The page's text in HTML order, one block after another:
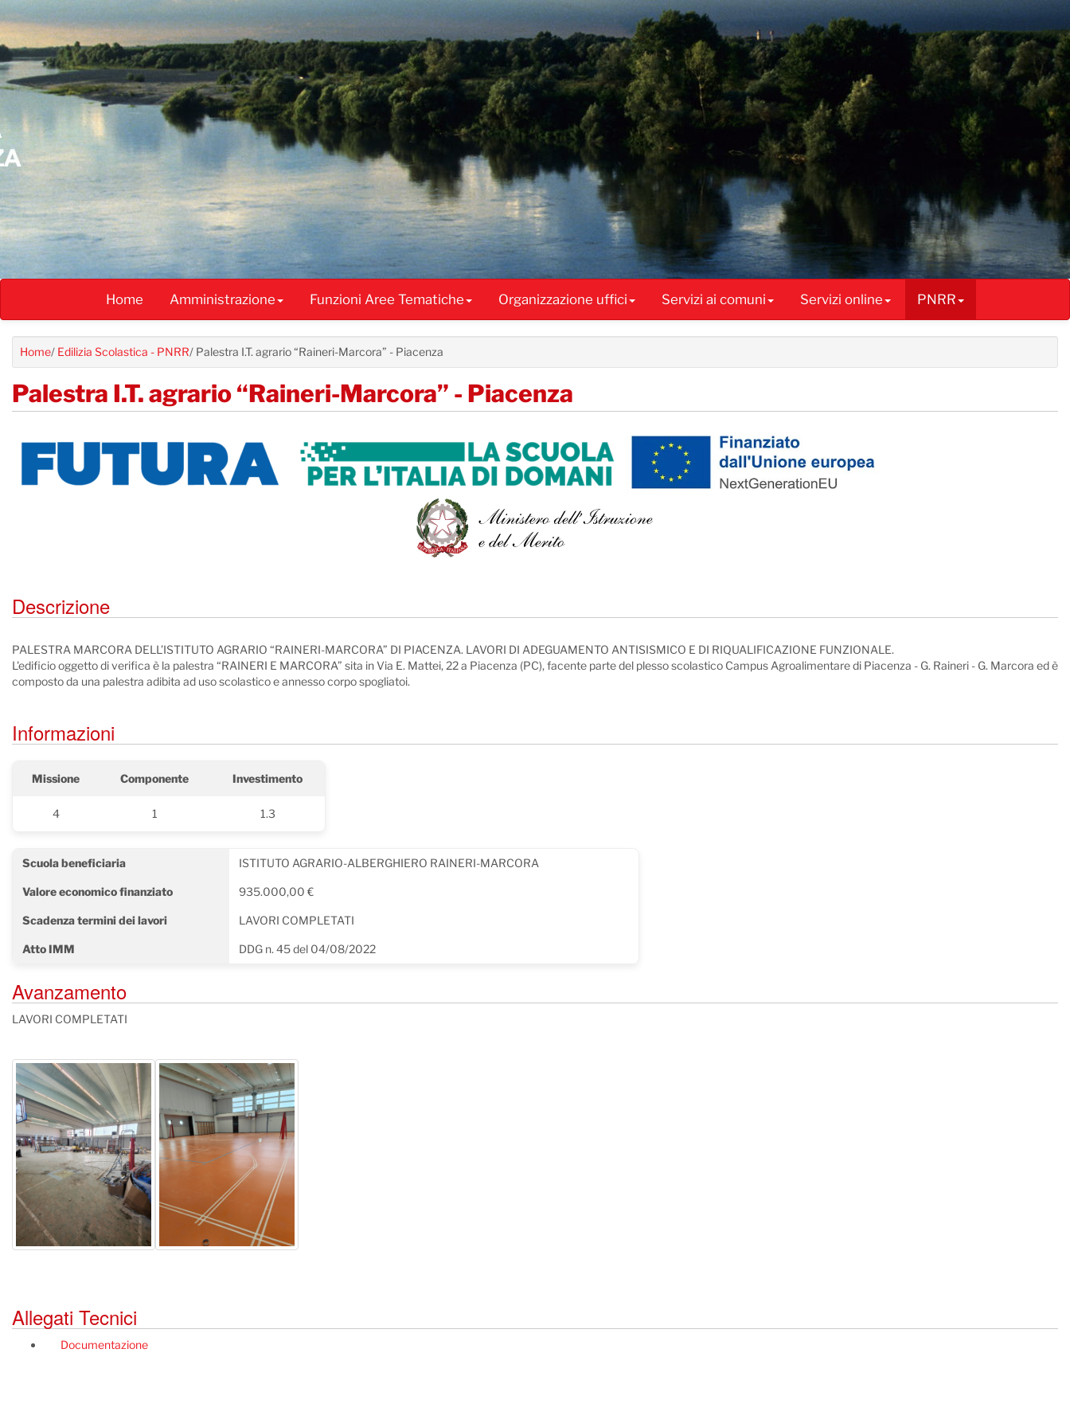
al
contenuto
principale
Home Amministrazione Funzioni Aree Tematiche Organizzazione uffici Servizi ai comuni Servizi online PNRR
Home/ Edilizia Scolastica - PNRR/ Palestra I.T. agrario “Raineri-Marcora” - Piacenza
Palestra I.T. agrario “Raineri-Marcora” - Piacenza
Descrizione
PALESTRA MARCORA DELL’ISTITUTO AGRARIO “RAINERI-MARCORA” DI PIACENZA. LAVORI DI ADEGUAMENTO ANTISISMICO E DI RIQUALIFICAZIONE FUNZIONALE.
L'edificio oggetto di verifica è la palestra “RAINERI E MARCORA” sita in Via E. Mattei, 22 a Piacenza (PC), facente parte del plesso scolastico Campus Agroalimentare di Piacenza - G. Raineri - G. Marcora ed è
composto da una palestra adibita ad uso scolastico e annesso corpo spogliatoi.
Informazioni
Missione Componente Investimento
4 1 1.3
Scuola beneficiaria ISTITUTO AGRARIO-ALBERGHIERO RAINERI-MARCORA
Valore economico finanziato 935.000,00 €
Scadenza termini dei lavori LAVORI COMPLETATI
Atto IMM DDG n. 45 del 04/08/2022
Avanzamento
LAVORI COMPLETATI
Allegati Tecnici
Documentazione